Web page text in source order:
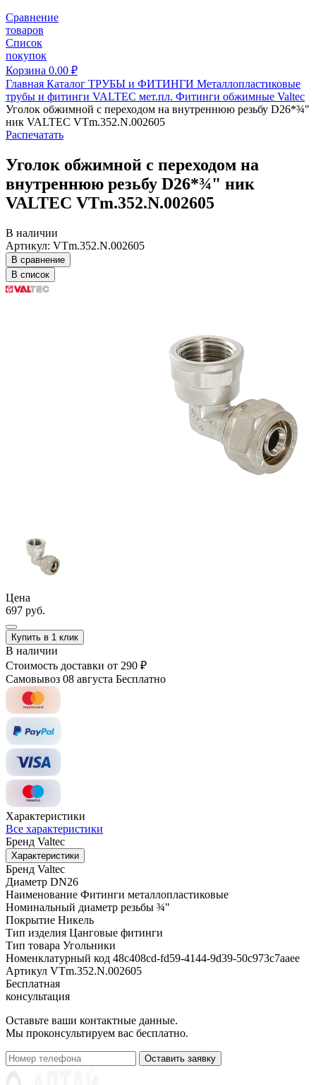
Сравнение
товаров
Список
покупок
Корзина 0.00 ₽
Главная Каталог ТРУБЫ и ФИТИНГИ Металлопластиковые
трубы и фитинги VALTEC мет.пл. Фитинги обжимные Valtec
Уголок обжимной с переходом на внутреннюю резьбу D26*¾"
ник VALTEC VTm.352.N.002605
Распечатать
Уголок обжимной с переходом на
внутреннюю резьбу D26*¾" ник
VALTEC VTm.352.N.002605
В наличии
Артикул: VTm.352.N.002605
В сравнение
В список
Цена
697 руб.
Купить в 1 клик
В наличии
Стоимость доставки от 290 ₽
Самовывоз 08 августа Бесплатно
Характеристики
Все характеристики
Бренд Valtec
Характеристики
Бренд Valtec
Диаметр DN26
Наименование Фитинги металлопластиковые
Номинальный диаметр резьбы ¾"
Покрытие Никель
Тип изделия Цанговые фитинги
Тип товара Угольники
Номенклатурный код 48c408cd-fd59-4144-9d39-50c973c7aaee
Артикул VTm.352.N.002605
Бесплатная
консультация
Оставьте ваши контактные данные.
Мы проконсультируем вас бесплатно.
Оставить заявку